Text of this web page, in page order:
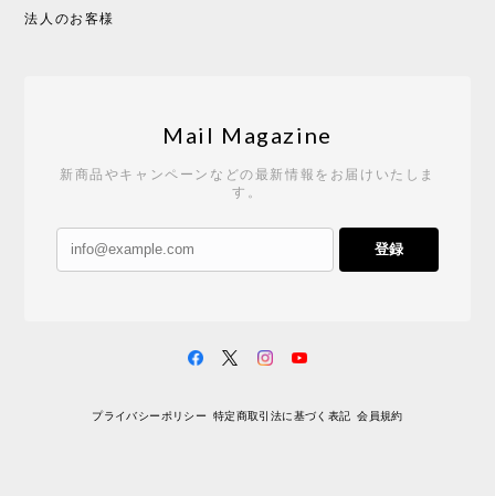
法人のお客様
Mail Magazine
新商品やキャンペーンなどの最新情報をお届けいたしま
す。
登録
プライバシーポリシー 特定商取引法に基づく表記 会員規約